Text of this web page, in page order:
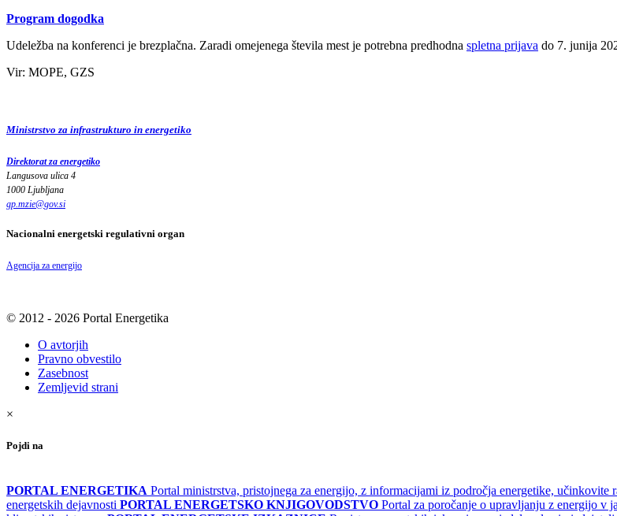
Program dogodka
Udeležba na konferenci je brezplačna. Zaradi omejenega števila mest je potrebna predhodna spletna prijava do 7. junija
Vir: MOPE, GZS
Ministrstvo za infrastrukturo in energetiko
Direktorat za energetiko
Langusova ulica 4
1000 Ljubljana
gp.mzie@gov.si
Nacionalni energetski regulativni organ
Agencija za energijo
© 2012 - 2026 Portal Energetika
O avtorjih
Pravno obvestilo
Zasebnost
Zemljevid strani
×
Pojdi na
PORTAL ENERGETIKA Portal ministrstva, pristojnega za energijo, z informacijami iz področja energetike,
energetskih dejavnosti PORTAL ENERGETSKO KNJIGOVODSTVO Portal za poročanje o upravljanju z energijo v